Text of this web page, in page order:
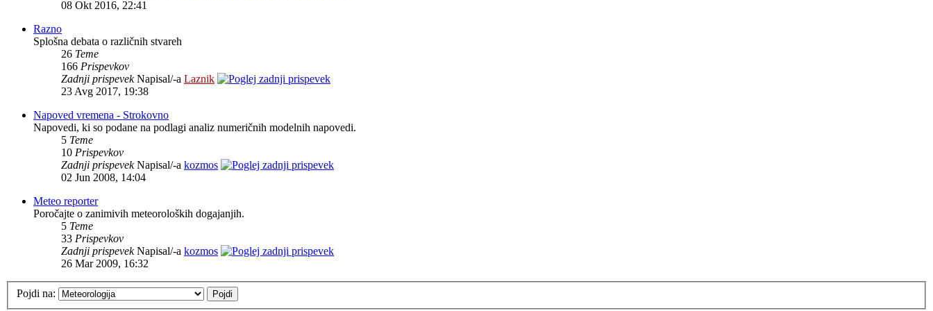
08 Okt 2016, 22:41
Razno
Splošna debata o različnih stvareh
26 Teme
166 Prispevkov
Zadnji prispevekNapisal/-a Laznik
23 Avg 2017, 19:38
Napoved vremena - Strokovno
Napovedi, ki so podane na podlagi analiz numeričnih modelnih napovedi.
5 Teme
10 Prispevkov
Zadnji prispevekNapisal/-a kozmos
02 Jun 2008, 14:04
Meteo reporter
Poročajte o zanimivih meteoroloških dogajanjih.
5 Teme
33 Prispevkov
Zadnji prispevekNapisal/-a kozmos
26 Mar 2009, 16:32
Pojdi na: